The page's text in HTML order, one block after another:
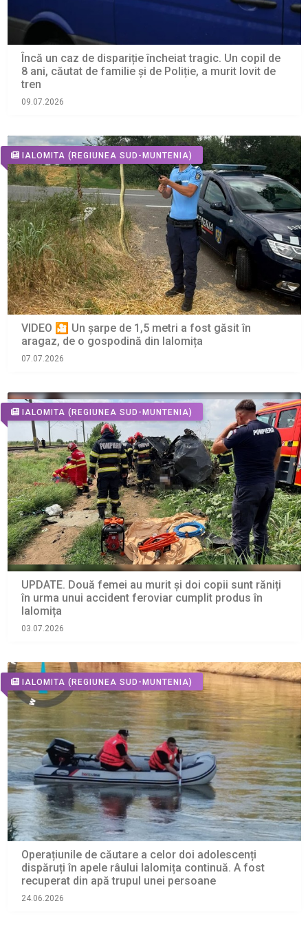
Încă un caz de dispariție încheiat tragic. Un copil de
8 ani, căutat de familie și de Poliție, a murit lovit de
tren
09.07.2026
IALOMITA (REGIUNEA SUD-MUNTENIA)
VIDEO 🎦 Un șarpe de 1,5 metri a fost găsit în
aragaz, de o gospodină din Ialomița
07.07.2026
IALOMITA (REGIUNEA SUD-MUNTENIA)
UPDATE. Două femei au murit și doi copii sunt răniți
în urma unui accident feroviar cumplit produs în
Ialomița
03.07.2026
IALOMITA (REGIUNEA SUD-MUNTENIA)
Operațiunile de căutare a celor doi adolescenți
dispăruți în apele râului Ialomița continuă. A fost
recuperat din apă trupul unei persoane
24.06.2026